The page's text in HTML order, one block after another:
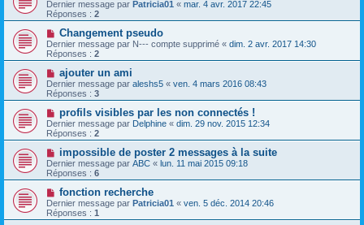
Dernier message par Patricia01 « mar. 4 avr. 2017 22:45
Réponses : 2
Changement pseudo
Dernier message par N--- compte supprimé « dim. 2 avr. 2017 14:30
Réponses : 2
ajouter un ami
Dernier message par aleshs5 « ven. 4 mars 2016 08:43
Réponses : 3
profils visibles par les non connectés !
Dernier message par Delphine « dim. 29 nov. 2015 12:34
Réponses : 2
impossible de poster 2 messages à la suite
Dernier message par ABC « lun. 11 mai 2015 09:18
Réponses : 6
fonction recherche
Dernier message par Patricia01 « ven. 5 déc. 2014 20:46
Réponses : 1